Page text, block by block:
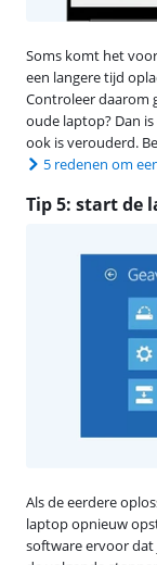
Soms komt het
een langere tijd
Controleer daarom
oude laptop? Dan
ook is verouderd.
5 redenen om
Tip 5: start de
Als de eerdere
laptop opnieuw
software ervoor